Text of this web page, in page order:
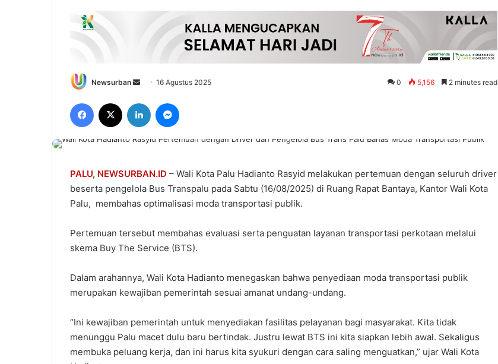
Newsurban
Send
email
16 Agustus 2025 0 5,156 2 minutes read
Facebook LinkedIn
PALU, NEWSURBAN.ID – Wali Kota Palu Hadianto Rasyid melakukan pertemuan dengan seluruh driver
beserta pengelola Bus Transpalu pada Sabtu (16/08/2025) di Ruang Rapat Bantaya, Kantor Wali Kota
Palu, membahas optimalisasi moda transportasi publik.
Pertemuan tersebut membahas evaluasi serta penguatan layanan transportasi perkotaan melalui
skema Buy The Service (BTS).
Dalam arahannya, Wali Kota Hadianto menegaskan bahwa penyediaan moda transportasi publik
merupakan kewajiban pemerintah sesuai amanat undang-undang.
“Ini kewajiban pemerintah untuk menyediakan fasilitas pelayanan bagi masyarakat. Kita tidak
menunggu Palu macet dulu baru bertindak. Justru lewat BTS ini kita siapkan lebih awal. Sekaligus
membuka peluang kerja, dan ini harus kita syukuri dengan cara saling menguatkan,” ujar Wali Kota